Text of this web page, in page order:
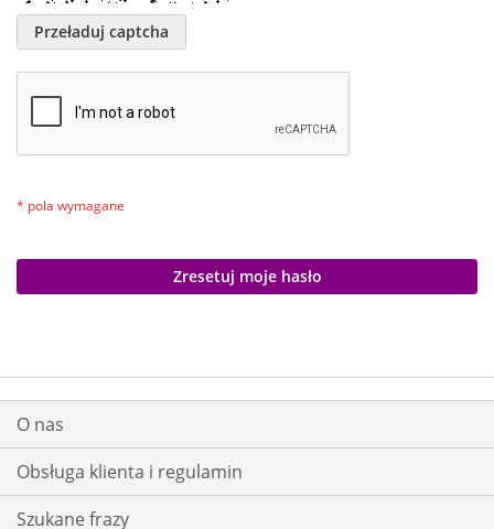
Przeładuj captcha
Zresetuj moje hasło
O nas
Obsługa klienta i regulamin
Szukane frazy